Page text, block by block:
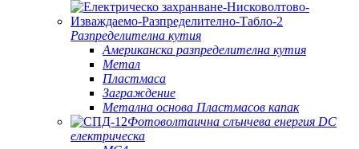
Разпределителна кутия
Американска разпределителна кутия
Метал
Пластмаса
Заграждение
Метална основа Пластмасов капак
Фотоволтаична слънчева енергия DC
електрическа